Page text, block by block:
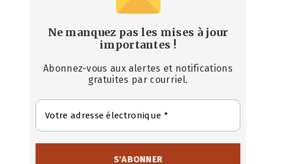
Ne manquez pas les mises à jour
importantes !
Abonnez-vous aux alertes et notifications
gratuites par courriel.